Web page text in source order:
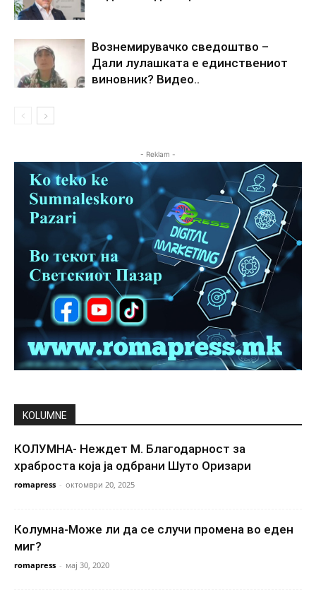
Вознемирувачко сведоштво –
Дали лулашката е единствениот
виновник? Видео..
- Reklam -
KOLUMNE
КОЛУМНА- Неждет М. Благодарност за
храброста која ја одбрани Шуто Оризари
romapress - октомври 20, 2025
Колумна-Може ли да се случи промена во еден
миг?
romapress - мај 30, 2020